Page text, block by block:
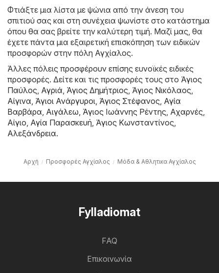
Φτιάξτε μια λίστα με ψώνια από την άνεση του
σπιτιού σας και στη συνέχεια ψωνίστε στο κατάστημα
όπου θα σας βρείτε την καλύτερη τιμή. Μαζί μας, θα
έχετε πάντα μια εξαιρετική επισκόπηση των ειδικών
προσφορών στην πόλη Αγχίαλος.
Άλλες πόλεις προσφέρουν επίσης ευνοϊκές ειδικές
προσφορές. Δείτε και τις προσφορές τους στο Άγιος
Παύλος, Αγριά, Άγιος Δημήτριος, Άγιος Νικόλαος,
Αίγινα, Άγιοι Ανάργυροι, Άγιος Στέφανος, Αγία
Βαρβάρα, Αιγάλεω, Άγιος Ιωάννης Ρέντης, Αχαρνές,
Αίγιο, Αγία Παρασκευή, Άγιος Κωνσταντίνος,
Αλεξάνδρεια.
Αρχή Προσφορές Αγχίαλος Μόδα & Aθλητικα Αγχίαλος
Fylladiomat
FAQ
Επικοινωνία